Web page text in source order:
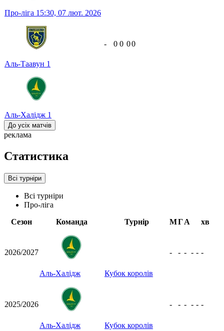
Про-ліга 15:30, 07 лют. 2026
Аль-Таавун 1
Аль-Халідж 1
- 0 0 00
До усіх матчів
реклама
Статистика
Всі турніри
Всі турніри
Про-ліга
Сезон
Команда Турнір МГА хв
2026/2027
Аль-Халідж Кубок королів
- - - - - -
2025/2026
Аль-Халідж Кубок королів
- - - - - -